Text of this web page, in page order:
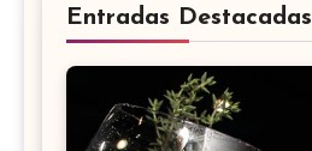
Entradas Destacadas